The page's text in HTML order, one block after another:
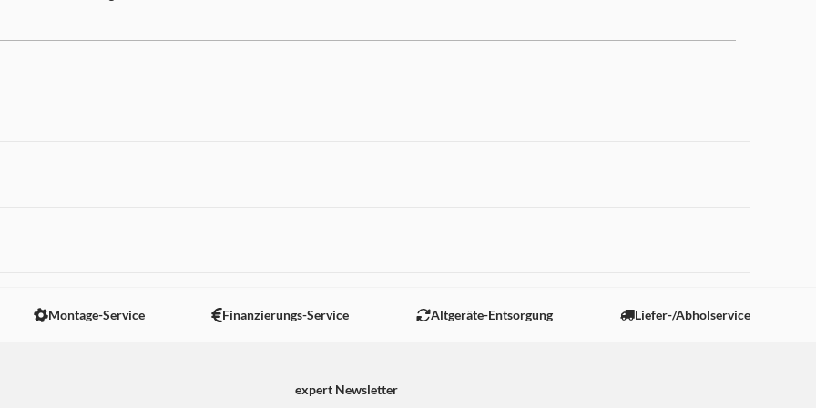
Sie das Potential Ihrer Miele Geräte voll aus und machen Ihren Alltag noch smarter.
und sicher vernetzen. Die Bedienung ist einfach – ob mit der Miele App, per
Montage-Service Finanzierungs-Service Altgeräte-Entsorgung Liefer-/Abholservice
expert Newsletter